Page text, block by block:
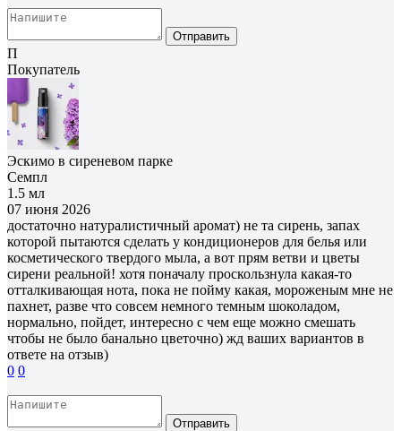
Отправить
П
Покупатель
Эскимо в сиреневом парке
Семпл
1.5 мл
07 июня 2026
достаточно натуралистичный аромат) не та сирень, запах
которой пытаются сделать у кондиционеров для белья или
косметического твердого мыла, а вот прям ветви и цветы
сирени реальной! хотя поначалу проскользнула какая-то
отталкивающая нота, пока не пойму какая, мороженым мне не
пахнет, разве что совсем немного темным шоколадом,
нормально, пойдет, интересно с чем еще можно смешать
чтобы не было банально цветочно) жд ваших вариантов в
ответе на отзыв)
0 0
Отправить